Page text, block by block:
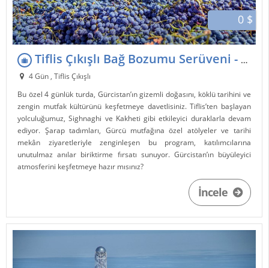
0 $
Tiflis Çıkışlı Bağ Bozumu Serüveni - 3 Gece 4 Gün
4 Gün , Tiflis Çıkışlı
Bu özel 4 günlük turda, Gürcistan’ın gizemli doğasını, köklü tarihini ve
zengin mutfak kültürünü keşfetmeye davetlisiniz. Tiflis’ten başlayan
yolculuğumuz, Sighnaghi ve Kakheti gibi etkileyici duraklarla devam
ediyor. Şarap tadımları, Gürcü mutfağına özel atölyeler ve tarihi
mekân ziyaretleriyle zenginleşen bu program, katılımcılarına
unutulmaz anılar biriktirme fırsatı sunuyor. Gürcistan’ın büyüleyici
atmosferini keşfetmeye hazır mısınız?
İncele